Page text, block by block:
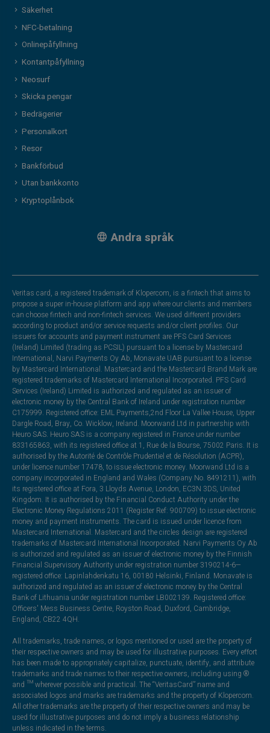
Säkerhet
NFC-betalning
Onlinepåfyllning
Kontantpåfyllning
Neosurf
Skicka pengar
Bedrägerier
Personalkort
Resor
Bankförbud
Utan bankkonto
Kryptoplånbok
Andra språk
Veritas card, a registered trademark of Klopercom, is a fintech that aims to
propose a super in-house platform and app where our clients and members
can choose fintech and non-fintech services. We used different providers
according to product and/or service requests and/or client profiles. Our
issuers for accounts and payment instrument are PFS Card Services
(Ireland) Limited (trading as PCSIL) pursuant to a license by Mastercard
International, Narvi Payments Oy Ab, Monavate UAB pursuant to a license
by Mastercard International. Mastercard and the Mastercard Brand Mark are
registered trademarks of Mastercard International Incorporated. PFS Card
Services (Ireland) Limited is authorized and regulated as an issuer of
electronic money by the Central Bank of Ireland under registration number
C175999. Registered office: EML Payments,2nd Floor La Vallee House, Upper
Dargle Road, Bray, Co. Wicklow, Ireland. Moorwand Ltd in partnership with
Heuro SAS. Heuro SAS is a company registered in France under number
833165863, with its registered office at 1, Rue de la Bourse, 75002 Paris. It is
authorised by the Autorité de Contrôle Prudentiel et de Résolution (ACPR),
under licence number 17478, to issue electronic money. Moorwand Ltd is a
company incorporated in England and Wales (Company No. 8491211), with
its registered office at Fora, 3 Lloyds Avenue, London, EC3N 3DS, United
Kingdom. It is authorised by the Financial Conduct Authority under the
Electronic Money Regulations 2011 (Register Ref: 900709) to issue electronic
money and payment instruments. The card is issued under licence from
Mastercard International. Mastercard and the circles design are registered
trademarks of Mastercard International Incorporated. Narvi Payments Oy Ab
is authorized and regulated as an issuer of electronic money by the Finnish
Financial Supervisory Authority under registration number 3190214-6—
registered office: Lapinlahdenkatu 16, 00180 Helsinki, Finland. Monavate is
authorized and regulated as an issuer of electronic money by the Central
Bank of Lithuania under registration number LB002139. Registered office:
Officers' Mess Business Centre, Royston Road, Duxford, Cambridge,
England, CB22 4QH.
All trademarks, trade names, or logos mentioned or used are the property of
their respective owners and may be used for illustrative purposes. Every effort
has been made to appropriately capitalize, punctuate, identify, and attribute
trademarks and trade names to their respective owners, including using ®
and ™ wherever possible and practical. The “VeritasCard” name and
associated logos and marks are trademarks and the property of Klopercom.
All other trademarks are the property of their respective owners and may be
used for illustrative purposes and do not imply a business relationship
unless indicated in the terms.